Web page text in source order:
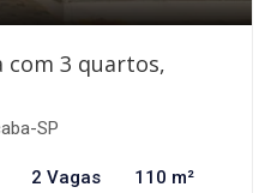
com 3 quartos,
SP
2 Vagas 110 m²